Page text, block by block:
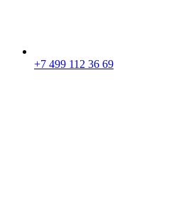
+7 499 112 36 69